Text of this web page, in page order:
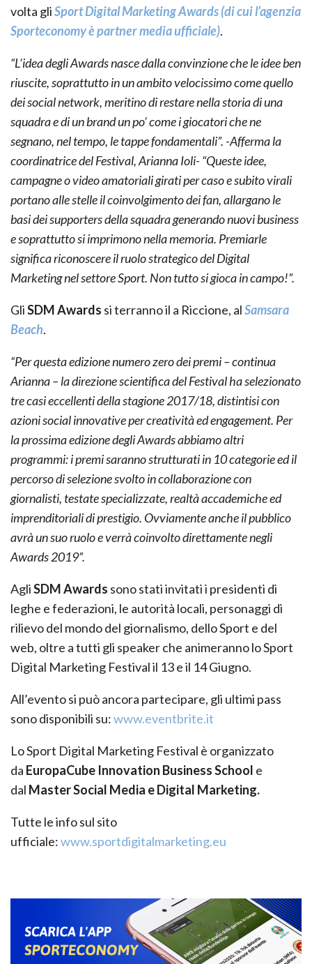
volta gliSport Digital Marketing Awards (di cui l’agenzia
Sporteconomy è partner media ufficiale).
“L’idea degli Awards nasce dalla convinzione che le idee ben
riuscite, soprattutto in un ambito velocissimo come quello
dei social network, meritino di restare nella storia di una
squadra e di un brand un po’ come i giocatori che ne
segnano, nel tempo, le tappe fondamentali”. -Afferma la
coordinatrice del Festival, Arianna Ioli- “Queste idee,
campagne o video amatoriali girati per caso e subito virali
portano alle stelle il coinvolgimento dei fan, allargano le
basi dei supporters della squadra generando nuovi business
e soprattutto si imprimono nella memoria. Premiarle
significa riconoscere il ruolo strategico del Digital
Marketing nel settore Sport. Non tutto si gioca in campo!”.
GliSDM Awards si terranno il a Riccione, alSamsara
Beach.
“Per questa edizione numero zero dei premi – continua
Arianna – la direzione scientifica del Festival ha selezionato
tre casi eccellenti della stagione 2017/18, distintisi con
azioni social innovative per creatività ed engagement. Per
la prossima edizione degli Awards abbiamo altri
programmi: i premi saranno strutturati in 10 categorie ed il
percorso di selezione svolto in collaborazione con
giornalisti, testate specializzate, realtà accademiche ed
imprenditoriali di prestigio. Ovviamente anche il pubblico
avrà un suo ruolo e verrà coinvolto direttamente negli
Awards 2019”.
AgliSDM Awards sono stati invitati i presidenti di
leghe e federazioni, le autorità locali, personaggi di
rilievo del mondo del giornalismo, dello Sport e del
web, oltre a tutti gli speaker che animeranno lo Sport
Digital Marketing Festival il 13 e il 14 Giugno.
All’evento si può ancora partecipare, gli ultimi pass
sono disponibili su:www.eventbrite.it
Lo Sport Digital Marketing Festival è organizzato
da EuropaCube Innovation Business School e
dal Master Social Media e Digital Marketing.
Tutte le info sul sito
ufficiale:www.sportdigitalmarketing.eu